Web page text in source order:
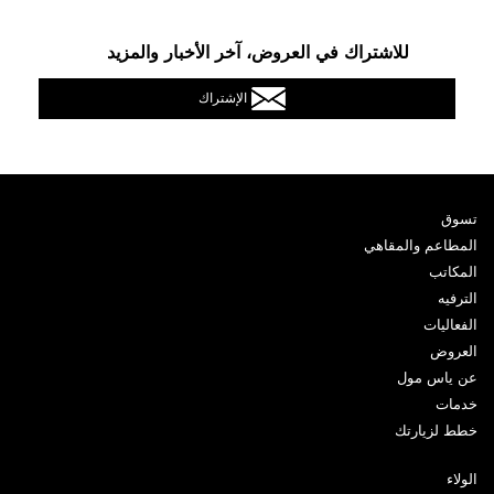
للاشتراك في العروض، آخر الأخبار والمزيد
الإشتراك
تسوق
المطاعم والمقاهي
المكاتب
الترفيه
الفعاليات
العروض
عن ياس مول
خدمات
خطط لزيارتك
الولاء